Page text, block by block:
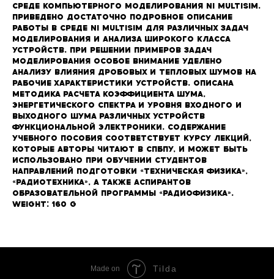
среде компьютерного моделирования NI Multisim.
Приведено достаточно подробное описание
работы в среде NI Multisim для различных задач
моделирования и анализа широкого класса
устройств. При решении примеров задач
моделирования особое внимание уделено
анализу влияния дробовых и тепловых шумов на
рабочие характеристики устройств. Описана
методика расчета коэффициента шума,
энергетического спектра и уровня входного и
выходного шума различных устройств
функциональной электроники. Содержание
учебного пособия соответствует курсу лекций,
которые авторы читают в СПбПУ, и может быть
использовано при обучении студентов
направлений подготовки «Техническая физика»,
«Радиотехника», а также аспирантов
образовательной программы «Радиофизика».
Weight: 160 g
Made on Tilda